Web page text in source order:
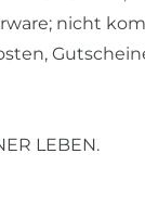
nicht
LEBEN.